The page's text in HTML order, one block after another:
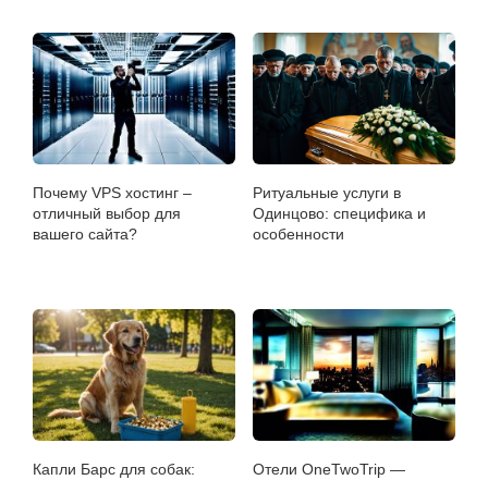
Почему VPS хостинг –
отличный выбор для
вашего сайта?
Ритуальные услуги в
Одинцово: специфика и
особенности
Капли Барс для собак:
Отели OneTwoTrip —